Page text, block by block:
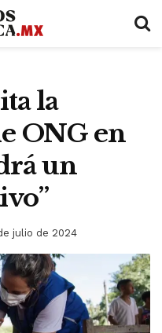
la
ONG en
un
julio de 2024